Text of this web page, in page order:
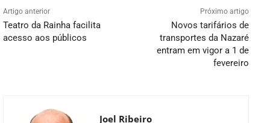
Artigo anterior
Teatro da Rainha facilita
acesso aos públicos
Próximo artigo
Novos tarifários de
transportes da Nazaré
entram em vigor a 1 de
fevereiro
Joel Ribeiro